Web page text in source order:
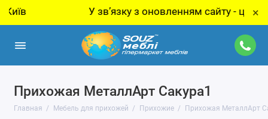
У звʼязку з оновленням сайту - ціну за×
Прихожая МеталлАрт Сакура1
Главная Мебель для прихожей Прихожие Прихожая МеталлАрт